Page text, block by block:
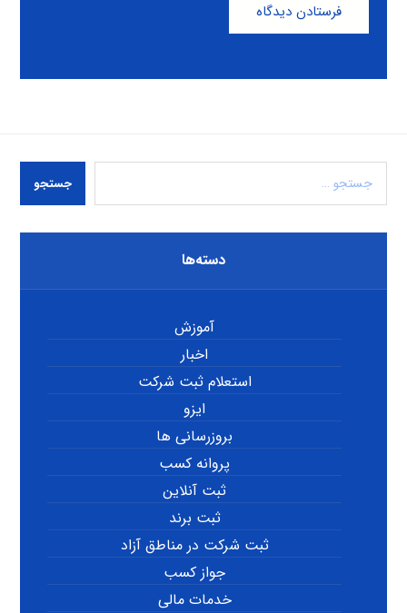
فرستادن دیدگاه
جستجو
دسته‌ها
آموزش
اخبار
استعلام ثبت شرکت
ایزو
بروزرسانی ها
پروانه کسب
ثبت آنلاین
ثبت برند
ثبت شرکت در مناطق آزاد
جواز کسب
خدمات مالی